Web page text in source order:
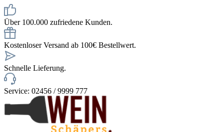
Über 100.000 zufriedene Kunden.
Kostenloser Versand ab 100€ Bestellwert.
Schnelle Lieferung.
Service: 02456 / 9999 777